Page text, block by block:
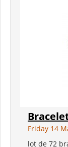
Friday 14
lot de 72